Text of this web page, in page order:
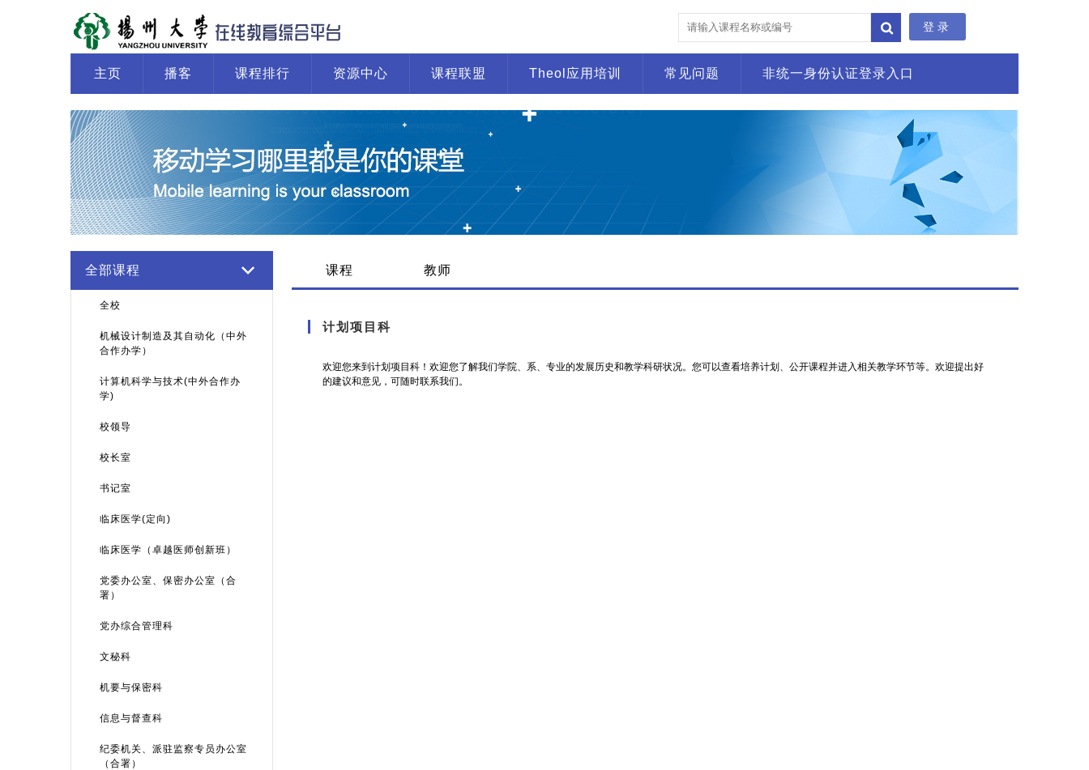
登录
主页 播客 课程排行 资源中心 课程联盟 Theol应用培训 常见问题 非统一身份认证登录入口
全部课程
全校
机械设计制造及其自动化（中外
合作办学）
计算机科学与技术(中外合作办
学)
校领导
校长室
书记室
临床医学(定向)
临床医学（卓越医师创新班）
党委办公室、保密办公室（合
署）
党办综合管理科
文秘科
机要与保密科
信息与督查科
纪委机关、派驻监察专员办公室
（合署）
课程 教师
计划项目科
欢迎您来到计划项目科！欢迎您了解我们学院、系、专业的发展历史和教学科研状况。您可以查看培养计划、公开课程并进入相关教学环节等。欢迎提出好
的建议和意见，可随时联系我们。